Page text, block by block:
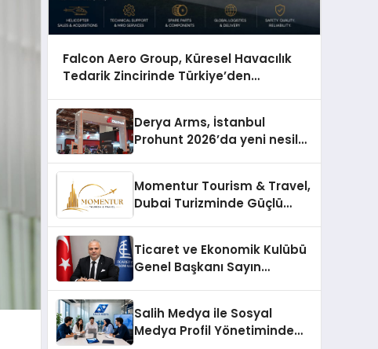
Falcon Aero Group, Küresel Havacılık
Tedarik Zincirinde Türkiye’den
Derya Arms, İstanbul
Prohunt 2026’da yeni nesil
Momentur Tourism & Travel,
Dubai Turizminde Güçlü
Ticaret ve Ekonomik Kulübü
Genel Başkanı Sayın
şunları kaydetti:
Salih Medya ile Sosyal
Medya Profil Yönetiminde